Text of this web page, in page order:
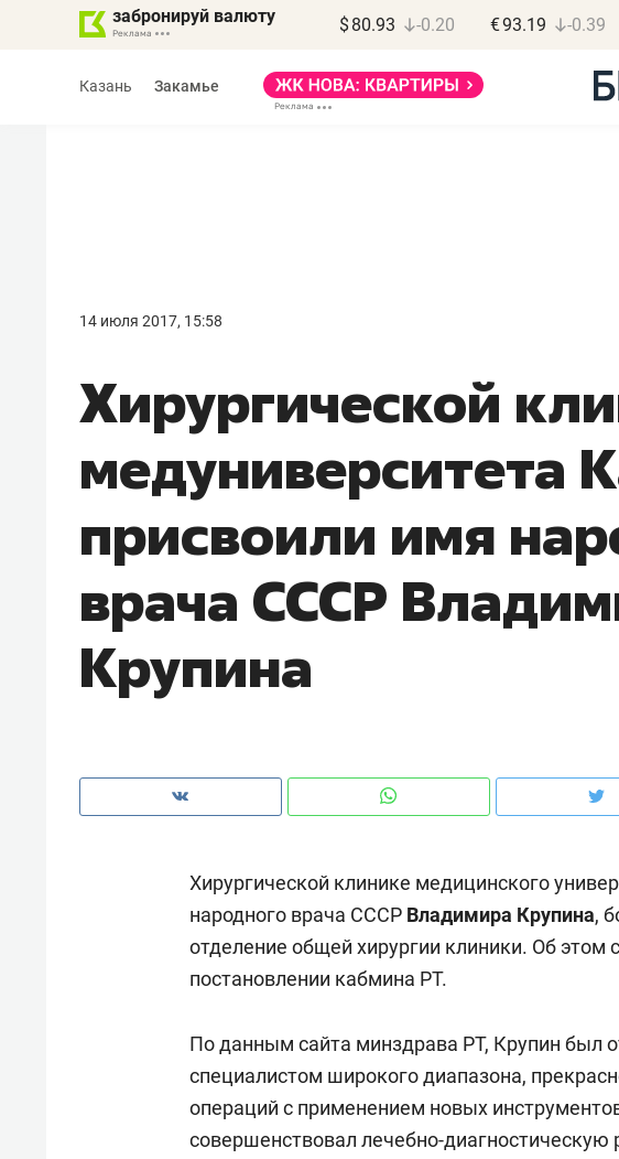
забронируй валюту $ 80.93 -0.20 €93.19 -0.39
Казань Закамье
14 июля 2017, 15:58
Хирургической
медуниверситета
присвоили имя
врача СССР
Крупина
Хирургической клинике медицинского
народного врача СССР Владимира Крупина,
отделение общей хирургии клиники. Об этом
постановлении кабмина РТ.
По данным сайта минздрава РТ, Крупин был
специалистом широкого диапазона,
операций с применением новых
совершенствовал лечебно-диагностическую
Рекомендуем
Психотерапевт «Фороса»:
«Директорский невроз» –
когда человек не считает
Рекомендуем
Дизайнер-прораб
Наседкина:
с мебелью за 2